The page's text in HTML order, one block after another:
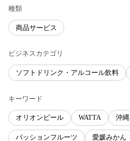
種類
商品サービス
ビジネスカテゴリ
ソフトドリンク・アルコール飲料
キーワード
オリオンビール WATTA 沖縄
パッションフルーツ 愛媛みかん